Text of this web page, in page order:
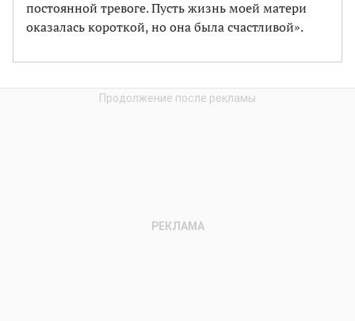
постоянной тревоге. Пусть жизнь моей матери
оказалась короткой, но она была счастливой».